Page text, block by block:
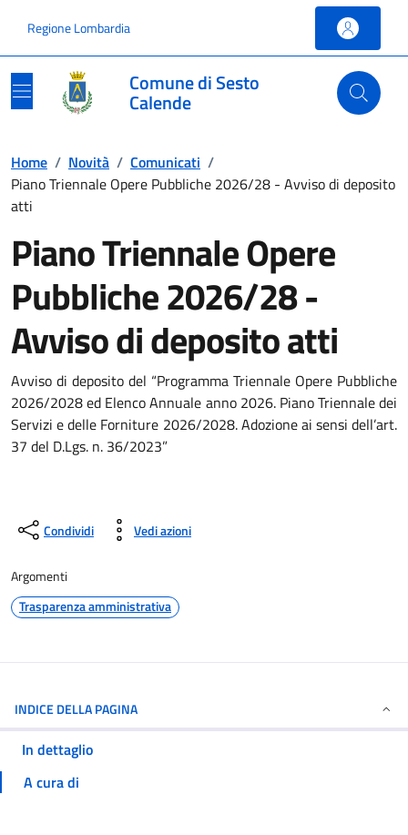
Regione Lombardia
Comune di Sesto
Calende
Home / Novità / Comunicati /
Piano Triennale Opere Pubbliche 2026/28 - Avviso di deposito
atti
Piano Triennale Opere
Pubbliche 2026/28 -
Avviso di deposito atti
Avviso di deposito del “Programma Triennale Opere Pubbliche
2026/2028 ed Elenco Annuale anno 2026. Piano Triennale dei
Servizi e delle Forniture 2026/2028. Adozione ai sensi dell’art.
37 del D.Lgs. n. 36/2023”
Condividi Vedi azioni
Argomenti
Trasparenza amministrativa
INDICE DELLA PAGINA
In dettaglio
A cura di